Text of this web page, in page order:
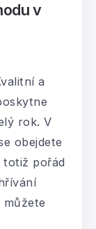
v
a
rok. V
obejdete
totiž pořád